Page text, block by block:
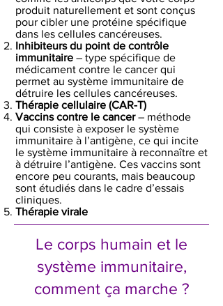
produit naturellement et sont conçus
pour cibler une protéine spécifique
dans les cellules cancéreuses.
Inhibiteurs du point de contrôle
immunitaire – type spécifique de
médicament contre le cancer qui
permet au système immunitaire de
détruire les cellules cancéreuses.
Thérapie cellulaire (CAR-T)
Vaccins contre le cancer– méthode
qui consiste à exposer le système
immunitaire à l’antigène, ce qui incite
le système immunitaire à reconnaître et
à détruire l’antigène. Ces vaccins sont
encore peu courants, mais beaucoup
sont étudiés dans le cadre d’essais
cliniques.
Thérapie virale
Le corps humain et le
système immunitaire,
comment ça marche ?